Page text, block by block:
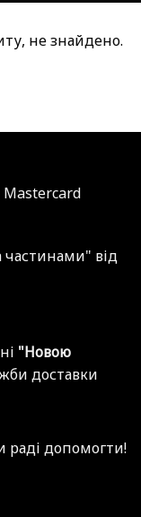
не знайдено.
частинами" від
"Новою
доставки
раді допомогти!